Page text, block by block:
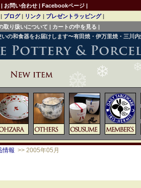
の和食器をお届けします〜有田焼・伊万里焼・三川
情報 >> 2005年05月
| お問い合わせ | Facebookページ |
| ブログ| リンク | プレゼントラッピング|
取り扱いについて | カートの中を見る |